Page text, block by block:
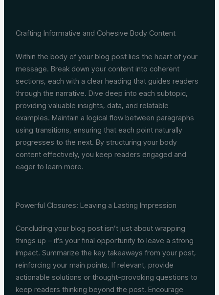
Crafting Informative and Cohesive Body Content
Within the body of your blog post lies the heart of your
message. Break down your content into coherent
sections, each with a clear heading that guides readers
through the narrative. Dive deep into each subtopic,
providing valuable insights, data, and relatable
examples. Maintain a logical flow between paragraphs
using transitions, ensuring that each point naturally
progresses to the next. By structuring your body
content effectively, you keep readers engaged and
eager to learn more.
Powerful Closures: Leaving a Lasting Impression
Concluding your blog post isn’t just about wrapping
things up – it’s your final opportunity to leave a strong
impact. Summarize the key takeaways from your post,
reinforcing your main points. If relevant, provide
actionable solutions or thought-provoking questions to
keep readers thinking beyond the post. Encourage